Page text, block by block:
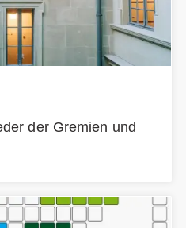
der Gremien und